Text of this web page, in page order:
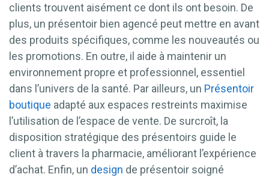
clients trouvent aisément ce dont ils ont besoin. De
plus, un présentoir bien agencé peut mettre en avant
des produits spécifiques, comme les nouveautés ou
les promotions. En outre, il aide à maintenir un
environnement propre et professionnel, essentiel
dans l’univers de la santé. Par ailleurs, un Présentoir
boutique adapté aux espaces restreints maximise
l’utilisation de l’espace de vente. De surcroît, la
disposition stratégique des présentoirs guide le
client à travers la pharmacie, améliorant l’expérience
d’achat. Enfin, un design de présentoir soigné